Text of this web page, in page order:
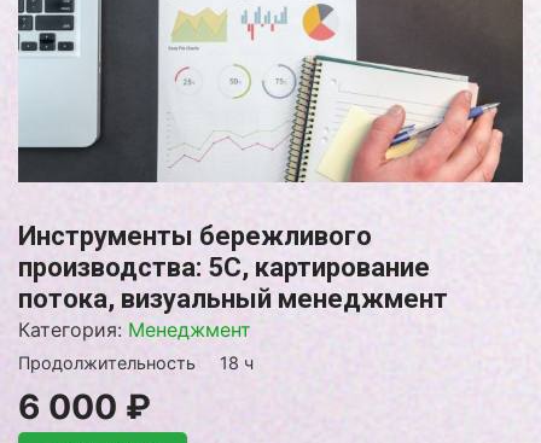
Инструменты бережливого
производства: 5С, картирование
потока, визуальный менеджмент
Категория: Менеджмент
Продолжительность 18 ч
6 000 ₽